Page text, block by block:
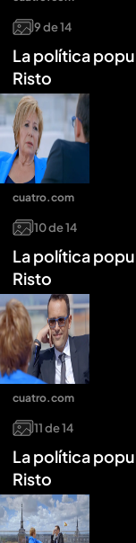
9de14
La política
Risto
10de14
La política
Risto
cuatro.com
11de14
La política
Risto
cuatro.com